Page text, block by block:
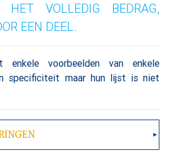
HET VOLLEDIG BEDRAG,
EEN DEEL.
enkele voorbeelden van enkele
specificiteit maar hun lijst is niet